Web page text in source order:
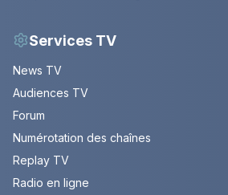
Services TV
News TV
Audiences TV
Forum
Numérotation des chaînes
Replay TV
Radio en ligne